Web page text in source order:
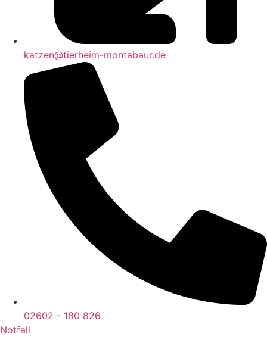
katzen@tierheim-montabaur.de
02602 - 180 826
Notfall